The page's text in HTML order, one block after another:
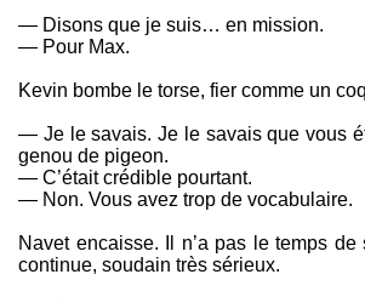
— Disons que je suis… en mission.
— Pour Max.
Kevin bombe le torse, fier comme un
— Je le savais. Je le savais que vous
genou de pigeon.
— C’était crédible pourtant.
— Non. Vous avez trop de vocabulaire.
Navet encaisse. Il n’a pas le temps de
continue, soudain très sérieux.